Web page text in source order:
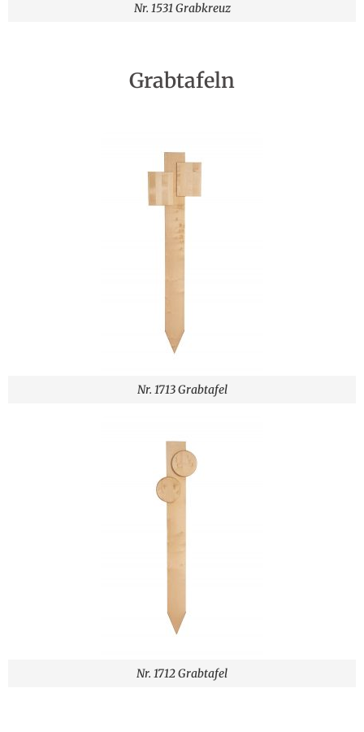
Nr. 1531 Grabkreuz
Grabtafeln
Nr. 1713 Grabtafel
Nr. 1712 Grabtafel